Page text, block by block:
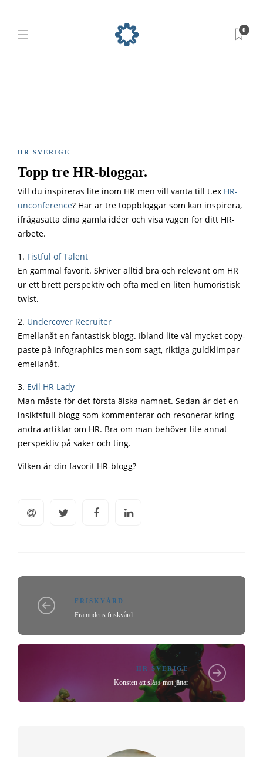
0
HR SVERIGE
Topp tre HR-bloggar.
Vill du inspireras lite inom HR men vill vänta till t.ex HR-
unconference? Här är tre toppbloggar som kan inspirera,
ifrågasätta dina gamla idéer och visa vägen för ditt HR-
arbete.
1. Fistful of Talent
En gammal favorit. Skriver alltid bra och relevant om HR
ur ett brett perspektiv och ofta med en liten humoristisk
twist.
2. Undercover Recruiter
Emellanåt en fantastisk blogg. Ibland lite väl mycket copy-
paste på Infographics men som sagt, riktiga guldklimpar
emellanåt.
3. Evil HR Lady
Man måste för det första älska namnet. Sedan är det en
insiktsfull blogg som kommenterar och resonerar kring
andra artiklar om HR. Bra om man behöver lite annat
perspektiv på saker och ting.
Vilken är din favorit HR-blogg?
FRISKVÅRD
Framtidens friskvård.
HR SVERIGE
Konsten att slåss mot jättar